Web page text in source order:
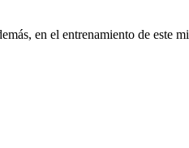
en el entrenamiento de este